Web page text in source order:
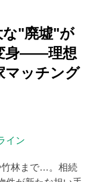
な"廃墟"が
身——理想
マッチング
イン
竹林まで…。相続